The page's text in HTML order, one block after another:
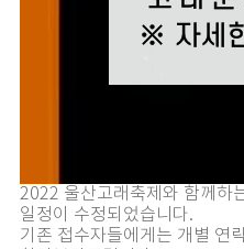
2022 울산고래축제와 함께하
일정이 수정되었습니다.
기존 접수자들에게는 개별 연